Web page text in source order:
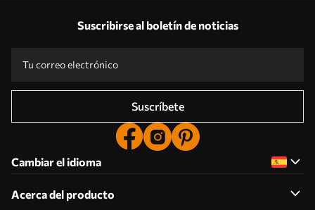
Suscribirse al boletín de noticias
Suscríbete
Cambiar el idioma
Acerca del producto